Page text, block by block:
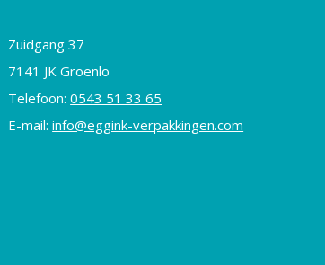
Zuidgang 37
7141 JK Groenlo
Telefoon:0543 51 33 65
E-mail:info@eggink-verpakkingen.com